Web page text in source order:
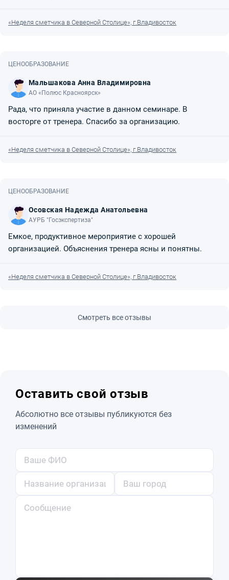
«Неделя сметчика в Северной Столице», г.Владивосток
ЦЕНООБРАЗОВАНИЕ
Мальшакова Анна Владимировна
АО «Полюс Красноярск»
Рада, что приняла участие в данном семинаре. В
восторге от тренера. Спасибо за организацию.
«Неделя сметчика в Северной Столице», г.Владивосток
ЦЕНООБРАЗОВАНИЕ
Осовская Надежда Анатольевна
АУРБ "Госэкспертиза"
Емкое, продуктивное мероприятие с хорошей
организацией. Объяснения тренера ясны и понятны.
«Неделя сметчика в Северной Столице», г.Владивосток
Смотреть все отзывы
Оставить свой отзыв
Абсолютно все отзывы публикуются без
изменений